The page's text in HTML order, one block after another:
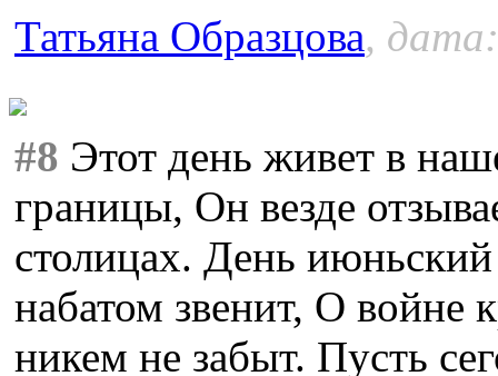
Татьяна Образцова,
#8 Этот день живет в
границы, Он везде
столицах. День
набатом звенит, О войне
никем не забыт. Пусть